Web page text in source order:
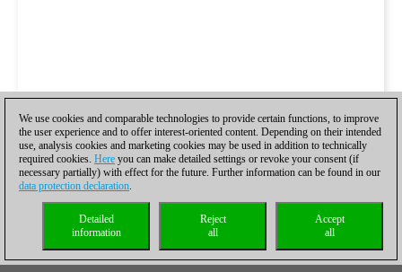
We use cookies and comparable technologies to provide certain functions, to improve
the user experience and to offer interest-oriented content. Depending on their intended
use, analysis cookies and marketing cookies may be used in addition to technically
required cookies. Here you can make detailed settings or revoke your consent (if
necessary partially) with effect for the future. Further information can be found in our
data protection declaration.
Accept
all
Reject
all
Detailed
information